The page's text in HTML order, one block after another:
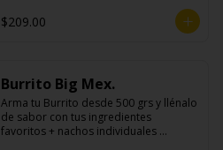
$209.00
Burrito Big Mex.
Arma tu Burrito desde 500 grs y llénalo
de sabor con tus ingredientes
favoritos + nachos individuales